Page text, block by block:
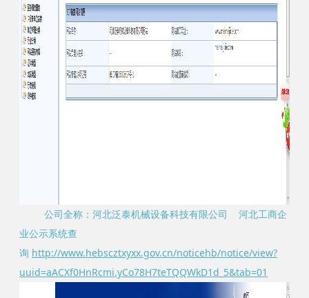
公司全称：河北泛泰机械设备科技有限公司 河北工商企
业公示系统查
询 http://www.hebscztxyxx.gov.cn/noticehb/notice/view?
uuid=aACXf0HnRcmi.yCo78H7teTQQWkD1d_5&tab=01